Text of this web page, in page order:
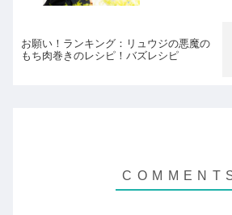
お願い！ランキング：リュウジの悪魔の
もち肉巻きのレシピ！バズレシピ